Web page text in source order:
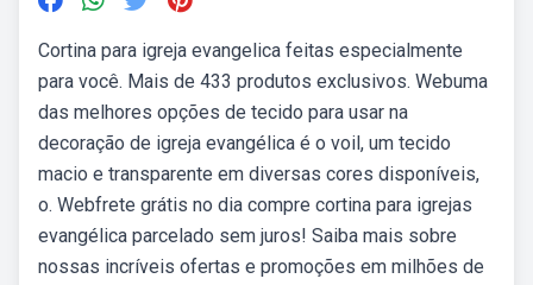
Cortina para igreja evangelica feitas especialmente
para você. Mais de 433 produtos exclusivos. Webuma
das melhores opções de tecido para usar na
decoração de igreja evangélica é o voil, um tecido
macio e transparente em diversas cores disponíveis,
o. Webfrete grátis no dia compre cortina para igrejas
evangélica parcelado sem juros! Saiba mais sobre
nossas incríveis ofertas e promoções em milhões de